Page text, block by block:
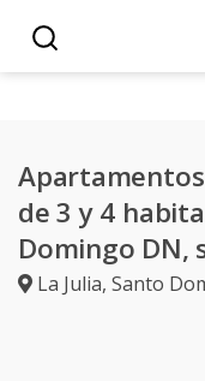
de 3 y 4
Domingo DN,
La Julia, Santo